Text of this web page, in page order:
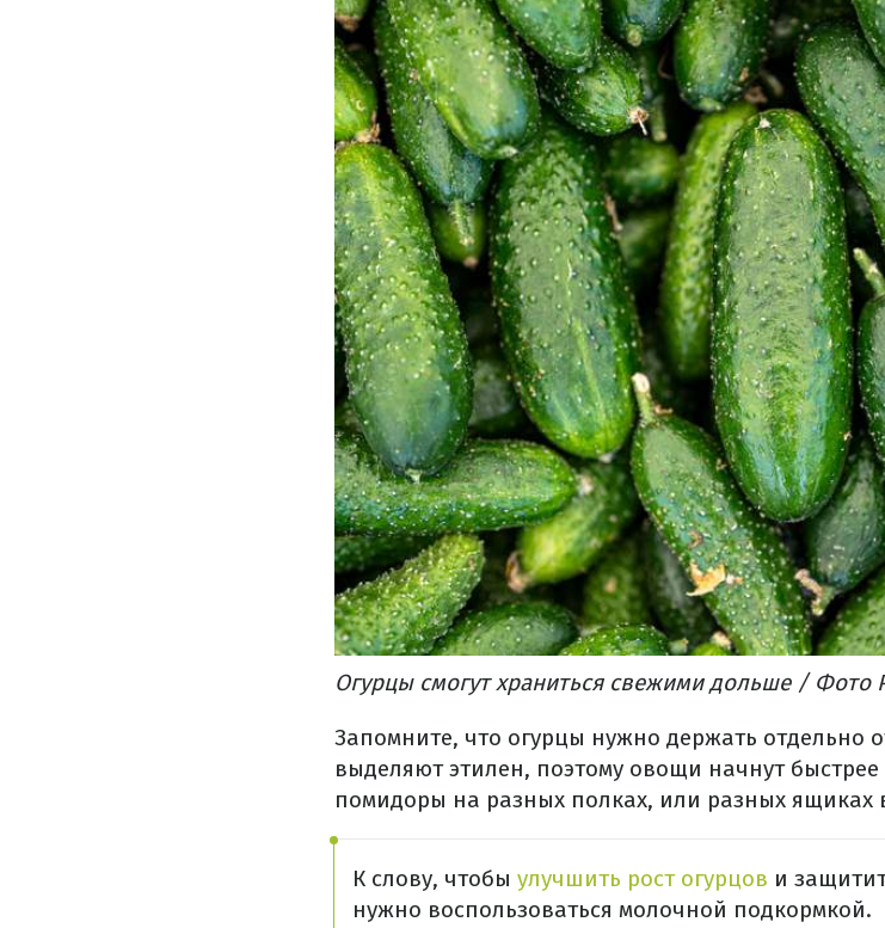
Огурцы смогут храниться свежими дольше / Фото
Запомните, что огурцы нужно держать отдельно
выделяют этилен, поэтому овощи начнут
помидоры на разных полках, или разных ящиках
К слову, чтобы улучшить рост огурцов и
нужно воспользоваться молочной подкормкой.